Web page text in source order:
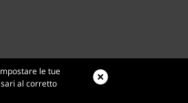
le tue
al corretto